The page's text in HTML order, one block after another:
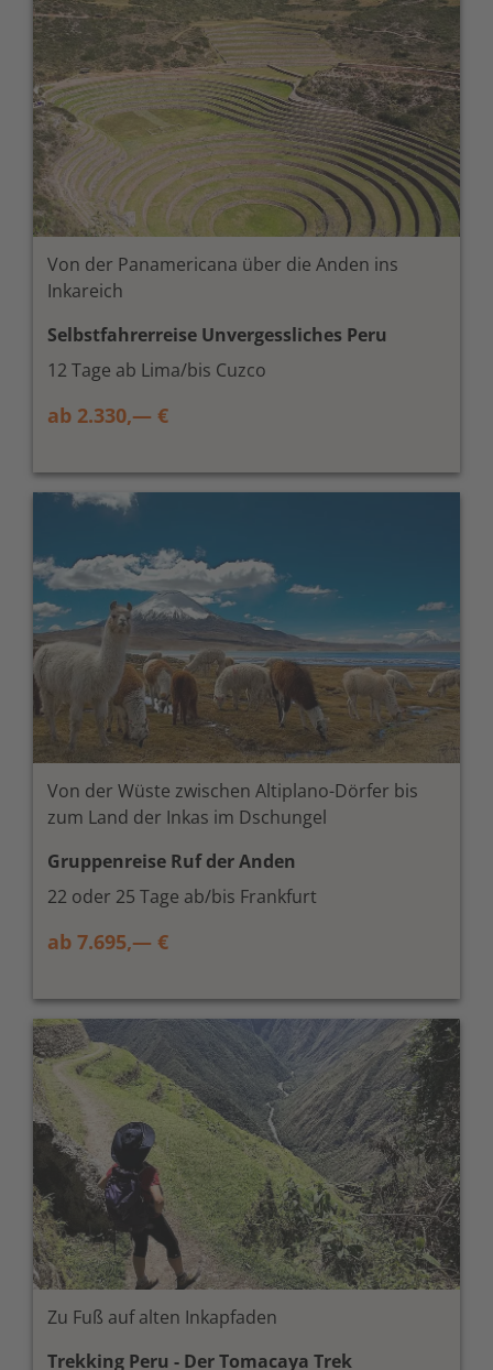
Von der Panamericana über die Anden ins
Inkareich
Selbstfahrerreise Unvergessliches Peru
12 Tage ab Lima/bis Cuzco
ab 2.330,— €
Von der Wüste zwischen Altiplano-Dörfer bis
zum Land der Inkas im Dschungel
Gruppenreise Ruf der Anden
22 oder 25 Tage ab/bis Frankfurt
ab 7.695,— €
Zu Fuß auf alten Inkapfaden
Trekking Peru - Der Tomacaya Trek